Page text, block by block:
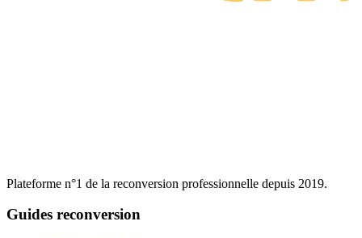
Plateforme n°1 de la reconversion professionnelle depuis 2019.
Guides reconversion